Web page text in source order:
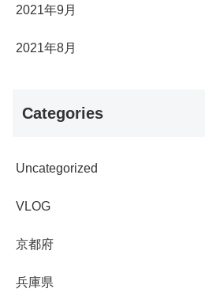
2021年9月
2021年8月
Categories
Uncategorized
VLOG
京都府
兵庫県